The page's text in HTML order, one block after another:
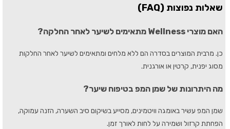
שאלות נפוצות (FAQ)
האם מוצרי Wellness מתאימים לשיער לאחר החלקה?
כן. מרבית המוצרים בסדרה הם ללא מלחים ומתאימים לשיער לאחר החלקות
מסוג יפנית, קרטין או אורגנית.
מה היתרונות של שמן המפ בטיפוח שיער?
שמן המפ עשיר באומגה וויטמינים, מסייע בשיקום סיב השערה, הזנה עמוקה,
הפחתת קרזול ושמירה על לחות לאורך זמן.